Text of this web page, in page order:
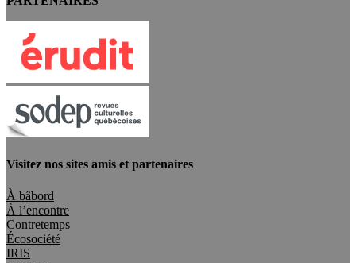
Visitez nos sites amis et partenaires
À bâbord
À l’encontre
Contretemps
Écosociété
IRIS